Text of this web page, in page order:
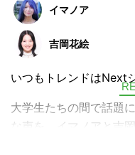
フレーズなどなど、私
ーズに着目し、その言
解説していきます。
日曜の朝、コーヒーで
イマノア
吉岡花絵
いつもトレンドはNext
大学生たちの間で話題
な声を、イマノアと吉